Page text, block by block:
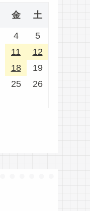
金 土
4
5
11
12
18
19
25
26